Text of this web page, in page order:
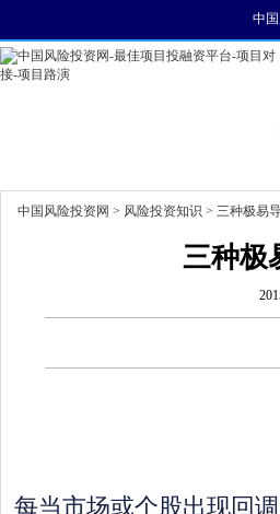
中
中国风险投资网 > 风险投资知识 > 三种极易
三种极
每当市场或个股出现回